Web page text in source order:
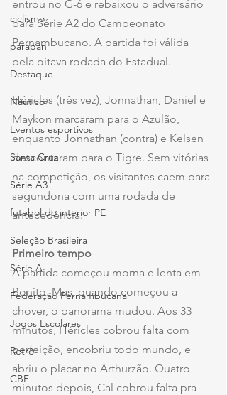
ciclismo
parapan
Destaque
Náutico
Eventos esportivos
Santa Cruz
Série A3
futebol do interior PE
Seleção Brasileira
Série A
Federação Pernambucana
Jogos Escolares
Retrô
CBF
entrou no G-6 e rebaixou o adversário
para Série A2 do Campeonato
Pernambucano. A partida foi válida
pela oitava rodada do Estadual.
Héricles (três vez), Jonnathan, Daniel e
Maykon marcaram para o Azulão,
enquanto Jonnathan (contra) e Kelsen
descontaram para o Tigre. Sem vitórias
na competição, os visitantes caem para
segundona com uma rodada de
antecedência.
Primeiro tempo
A partida começou morna e lenta em
Bonito. Mas, quando começou a
chover, o panorama mudou. Aos 33
minutos, Héricles cobrou falta com
perfeição, encobriu todo mundo, e
abriu o placar no Arthurzão. Quatro
minutos depois, Cal cobrou falta pra